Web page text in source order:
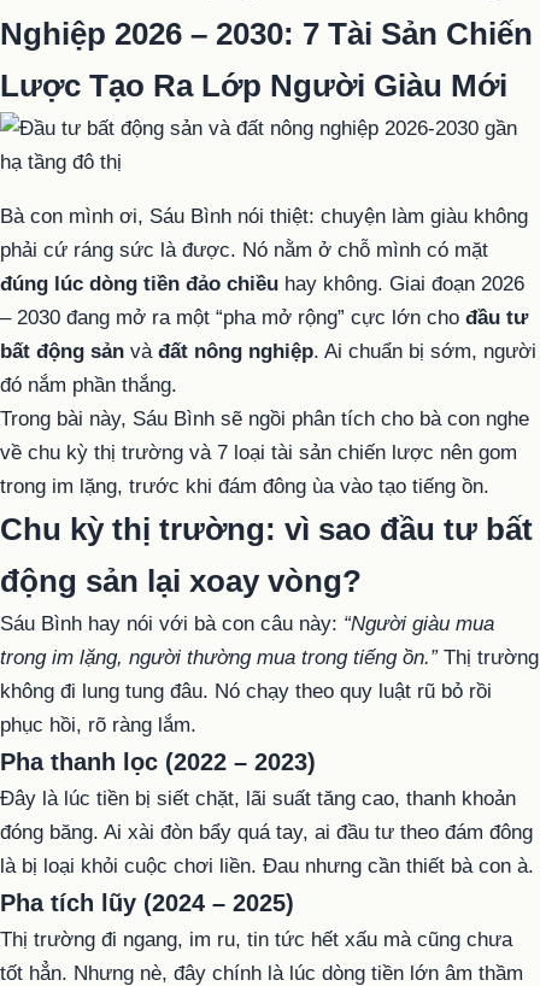
Nghiệp 2026 – 2030: 7 Tài Sản Chiến
Lược Tạo Ra Lớp Người Giàu Mới
Bà con mình ơi, Sáu Bình nói thiệt: chuyện làm giàu không
phải cứ ráng sức là được. Nó nằm ở chỗ mình có mặt
đúng lúc dòng tiền đảo chiều hay không. Giai đoạn 2026
– 2030 đang mở ra một “pha mở rộng” cực lớn cho đầu tư
bất động sản và đất nông nghiệp. Ai chuẩn bị sớm, người
đó nắm phần thắng.
Trong bài này, Sáu Bình sẽ ngồi phân tích cho bà con nghe
về chu kỳ thị trường và 7 loại tài sản chiến lược nên gom
trong im lặng, trước khi đám đông ùa vào tạo tiếng ồn.
Chu kỳ thị trường: vì sao đầu tư bất
động sản lại xoay vòng?
Sáu Bình hay nói với bà con câu này: “Người giàu mua
trong im lặng, người thường mua trong tiếng ồn.”Thị trường
không đi lung tung đâu. Nó chạy theo quy luật rũ bỏ rồi
phục hồi, rõ ràng lắm.
Pha thanh lọc (2022 – 2023)
Đây là lúc tiền bị siết chặt, lãi suất tăng cao, thanh khoản
đóng băng. Ai xài đòn bẩy quá tay, ai đầu tư theo đám đông
là bị loại khỏi cuộc chơi liền. Đau nhưng cần thiết bà con à.
Pha tích lũy (2024 – 2025)
Thị trường đi ngang, im ru, tin tức hết xấu mà cũng chưa
tốt hẳn. Nhưng nè, đây chính là lúc dòng tiền lớn âm thầm